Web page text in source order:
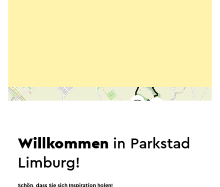
Willkommen in Parkstad
Limburg!
Schön, dass Sie sich Inspiration holen!